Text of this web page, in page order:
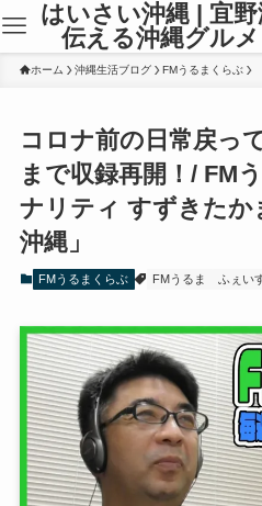
はいさい沖縄 | 宜
伝える沖縄グル
ホーム 沖縄生活ブログ FMうるまくらぶ
コロナ前の日常戻っ
まで収録再開！/ FM
ナリティ すずきたか
沖縄」
FMうるまくらぶ FMうるま ふぇい